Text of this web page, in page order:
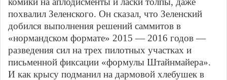
похвалил Зеленского. Он сказал, что Зеленский
добился выполнения решений саммитов в
«нормандском формате» 2015 — 2016 годов —
разведения сил на трех пилотных участках и
письменной фиксации «формулы Штайнмайера».
И как крысу подманил на дармовой хлебушек в